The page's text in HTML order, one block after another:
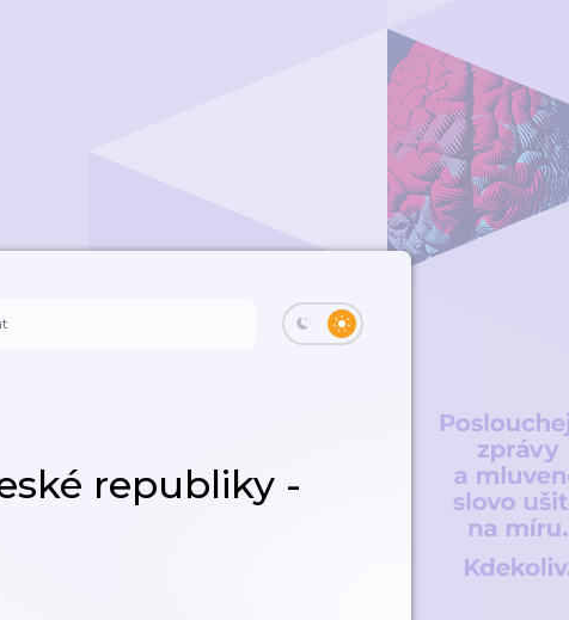
republiky -